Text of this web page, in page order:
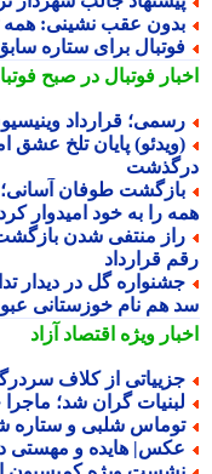
عقب نشینی: همه
برای ستاره سابق
فوتبال در صبح فوتبالی
قرارداد وینیسیوس با رئال تا
پایان تلخ عشق
طوفان آسانی؛
را به خود امیدوار کرد
منتفی شدن بازگشت
قرارداد
گل در دیدار
هم نام خوزستانی عبور
ویژهاقتصاد آزاد
از کلاف
گران شد؛ ماجرا
شلبی و ستاره شماره 10
هایده و مهستی در